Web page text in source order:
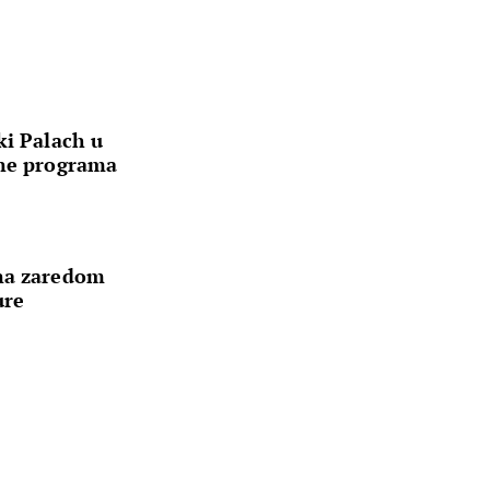
Palach u
programa
zaredom